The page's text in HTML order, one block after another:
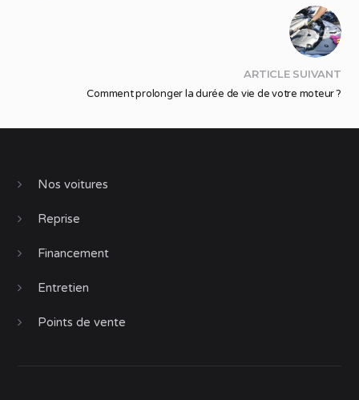
ARTICLE SUIVANT
Comment prolonger la durée de vie de votre moteur ?
Nos voitures
Reprise
Financement
Entretien
Points de vente